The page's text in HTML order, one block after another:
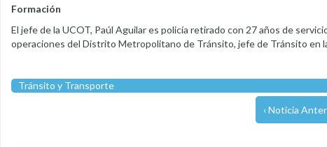
Formación
El jefe de la UCOT, Paúl Aguilar es policía retirado con 27 años de
operaciones del Distrito Metropolitano de Tránsito, jefe de Tránsito en
Tránsito y Transporte
‹ Noticia